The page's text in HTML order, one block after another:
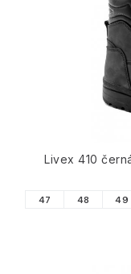
Livex 410
47 48 49